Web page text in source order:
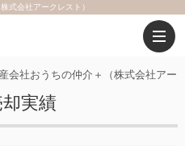
式会社アークレスト）
会社おうちの仲介＋（株式会社アー
実績